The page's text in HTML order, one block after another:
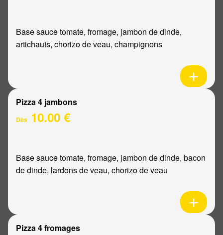
Base sauce tomate, fromage, jambon de dinde,
artichauts, chorizo de veau, champignons
Pizza 4 jambons
Dès 10.00 €
Base sauce tomate, fromage, jambon de dinde, bacon
de dinde, lardons de veau, chorizo de veau
Pizza 4 fromages